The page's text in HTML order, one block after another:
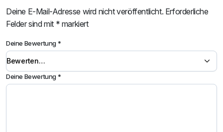
Deine E-Mail-Adresse wird nicht veröffentlicht. Erforderliche
Felder sind mit * markiert
Deine Bewertung*
Deine Bewertung*